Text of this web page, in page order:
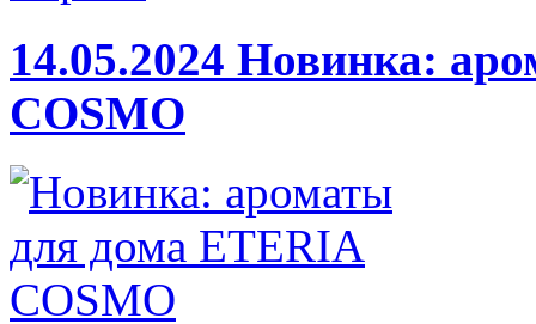
14.05.2024 Новинка:
COSMO